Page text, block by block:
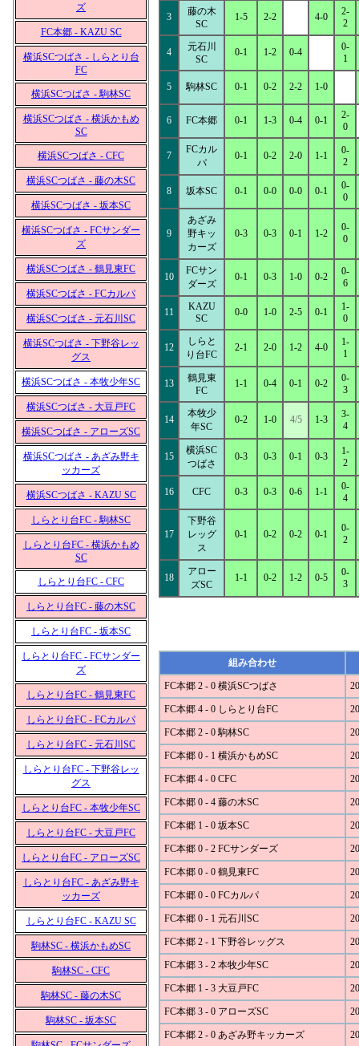
ズ
FC本郷 - KAZU SC
横浜SCつばさ - しらとり台
FC
横浜SCつばさ - 駒林SC
横浜SCつばさ - 横浜かもめ
SC
横浜SCつばさ - CFC
横浜SCつばさ - 藤の木SC
横浜SCつばさ - 坂本SC
横浜SCつばさ - FCサンダー
ズ
横浜SCつばさ - 鶴見東FC
横浜SCつばさ - FCカルパ
横浜SCつばさ - 元石川SC
横浜SCつばさ - 下野谷レッ
グス
横浜SCつばさ - 本牧少年SC
横浜SCつばさ - 大豆戸FC
横浜SCつばさ - アローズSC
横浜SCつばさ - あざみ野キ
ッカーズ
横浜SCつばさ - KAZU SC
しらとり台FC - 駒林SC
しらとり台FC - 横浜かもめ
SC
しらとり台FC - CFC
しらとり台FC - 藤の木SC
しらとり台FC - 坂本SC
しらとり台FC - FCサンダー
ズ
しらとり台FC - 鶴見東FC
しらとり台FC - FCカルパ
しらとり台FC - 元石川SC
しらとり台FC - 下野谷レッ
グス
しらとり台FC - 本牧少年SC
しらとり台FC - 大豆戸FC
しらとり台FC - アローズSC
しらとり台FC - あざみ野キ
ッカーズ
しらとり台FC - KAZU SC
駒林SC - 横浜かもめSC
駒林SC - CFC
駒林SC - 藤の木SC
駒林SC - 坂本SC
3
藤の木
SC
1-5 2-2 4-0
2-
2
4
元石川
SC
0-1 1-2 0-4
0-
1
5 駒林SC 0-1 0-2 2-2 1-0
6 FC本郷 0-1 1-3 0-4 0-1
2-
0
7
FCカル
パ
0-1 0-2 2-0 1-1
0-
2
8 坂本SC 0-1 0-0 0-0 0-1
0-
0
9
あざみ
野キッ
カーズ
0-3 0-3 0-1 1-2
0-
0
10
FCサン
ダーズ
0-1 0-3 1-0 0-2
0-
6
11
KAZU
SC
0-0 1-0 2-5 0-1
1-
0
12
しらと
り台FC
2-1 2-0 1-2 4-0
1-
1
13
鶴見東
FC
1-1 0-4 0-1 0-2
0-
3
14
本牧少
年SC
0-2 1-0 4/5 1-3
3-
4
15
横浜SC
つばさ
0-3 0-3 0-1 0-3
1-
2
16 CFC 0-3 0-3 0-6 1-1
0-
4
17
下野谷
レッグ
ス
0-1 0-2 0-2 0-1
0-
2
18
アロー
ズSC
1-1 0-2 1-2 0-5
0-
3
組み合わせ
FC本郷 2 - 0 横浜SCつばさ
FC本郷 4 - 0 しらとり台FC
FC本郷 2 - 0 駒林SC
FC本郷 0 - 1 横浜かもめSC
FC本郷 4 - 0 CFC
FC本郷 0 - 4 藤の木SC
FC本郷 1 - 0 坂本SC
FC本郷 0 - 2 FCサンダーズ
FC本郷 0 - 0 鶴見東FC
FC本郷 0 - 0 FCカルパ
FC本郷 0 - 1 元石川SC
FC本郷 2 - 1 下野谷レッグス
FC本郷 3 - 2 本牧少年SC
FC本郷 1 - 3 大豆戸FC
FC本郷 3 - 0 アローズSC
FC本郷 2 - 0 あざみ野キッカーズ